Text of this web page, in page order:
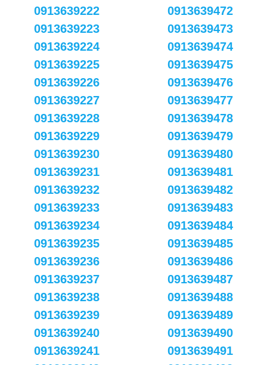
0913639222
0913639223
0913639224
0913639225
0913639226
0913639227
0913639228
0913639229
0913639230
0913639231
0913639232
0913639233
0913639234
0913639235
0913639236
0913639237
0913639238
0913639239
0913639240
0913639241
0913639472
0913639473
0913639474
0913639475
0913639476
0913639477
0913639478
0913639479
0913639480
0913639481
0913639482
0913639483
0913639484
0913639485
0913639486
0913639487
0913639488
0913639489
0913639490
0913639491